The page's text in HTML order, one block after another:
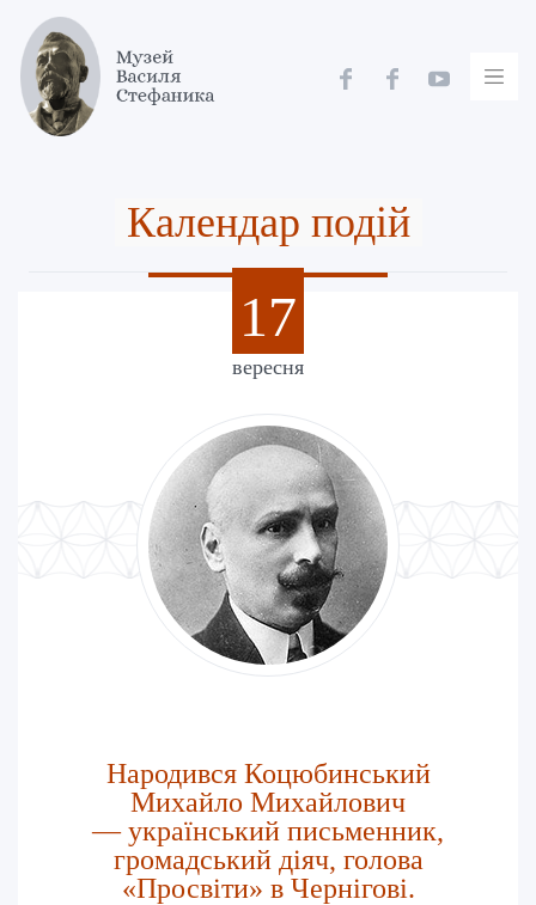
content
Календар подій
17
вересня
Народився Коцюбинський
Михайло Михайлович
— український письменник,
громадський діяч, голова
«Просвіти» в Чернігові.